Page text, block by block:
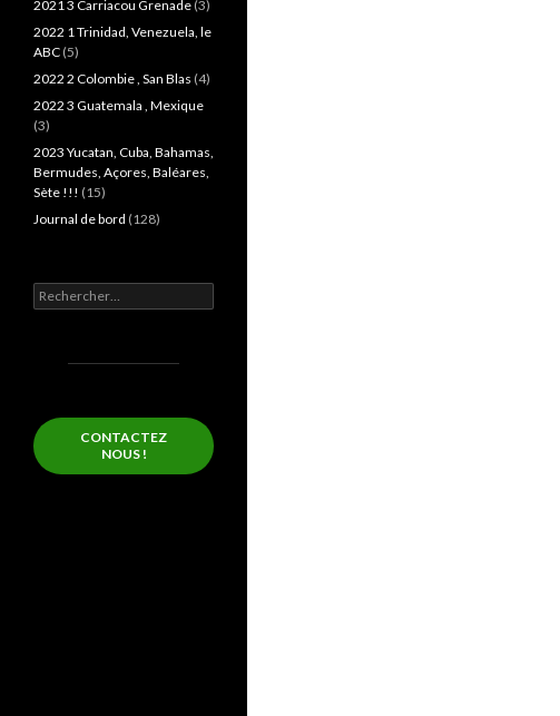
2021 3 Carriacou Grenade (3)
2022 1 Trinidad, Venezuela, le
ABC (5)
2022 2 Colombie , San Blas (4)
2022 3 Guatemala , Mexique
(3)
2023 Yucatan, Cuba, Bahamas,
Bermudes, Açores, Baléares,
Sète !!! (15)
Journal de bord (128)
Rechercher :
CONTACTEZ
NOUS !